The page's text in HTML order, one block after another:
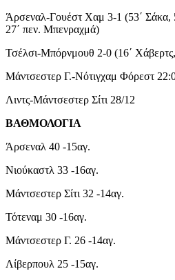
Άρσεναλ-Γουέστ Χαμ 3-1 (53΄ Σάκα,
27΄ πεν. Μπενραχμά)
Τσέλσι-Μπόρνμουθ 2-0 (16΄
Μάντσεστερ Γ.-Νότιγχαμ Φόρεστ
Λιντς-Μάντσεστερ Σίτι 28/12
ΒΑΘΜΟΛΟΓΙΑ
Άρσεναλ 40 -15αγ.
Νιούκαστλ 33 -16αγ.
Μάντσεστερ Σίτι 32 -14αγ.
Τότεναμ 30 -16αγ.
Μάντσεστερ Γ. 26 -14αγ.
Λίβερπουλ 25 -15αγ.